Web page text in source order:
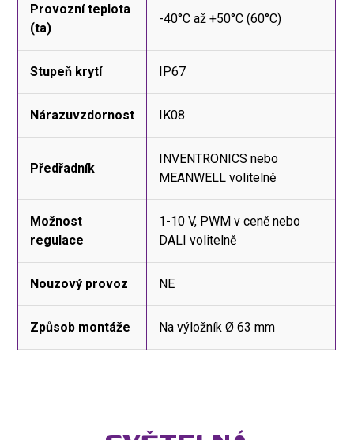
Provozní teplota
(ta)
-40°C až +50°C (60°C)
Stupeň krytí IP67
Nárazuvzdornost IK08
Předřadník
INVENTRONICS nebo
MEANWELL volitelně
Možnost
regulace
1-10 V, PWM v ceně nebo
DALI volitelně
Nouzový provoz NE
Způsob montáže Na výložník Ø 63 mm